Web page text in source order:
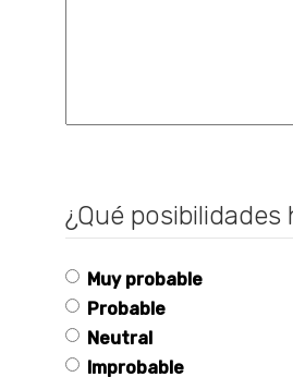
¿Qué
Muy probable
Probable
Neutral
Improbable